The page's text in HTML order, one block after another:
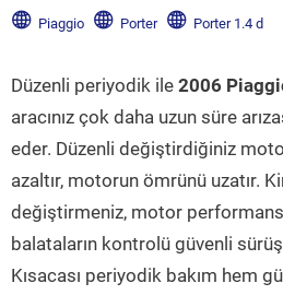
Piaggio Porter Porter 1.4 d
Düzenli periyodik ile 2006
aracınız çok daha uzun süre
eder. Düzenli değiştirdiğiniz
azaltır, motorun ömrünü uzatır.
değiştirmeniz, motor
balataların kontrolü güvenli sürüş
Kısacası periyodik bakım hem